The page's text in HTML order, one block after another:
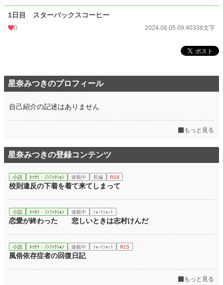
初回公開日時 2024.08.05 09:40
週間ポイント
累計ポイント 593 pt (214,536 位)
1日目 スターバックスコーヒー
0 2024.08.05 09:40338文字
星奈みつきのプロフィール
自己紹介の記述はありません
もっと見る
星奈みつきの登録コンテンツ
小説 ｴｯｾｲ・ﾉﾝﾌｨｸｼｮﾝ 連載中 長編 R18
校則違反の下着を着て来てしまって
小説 ｴｯｾｲ・ﾉﾝﾌｨｸｼｮﾝ 連載中 ｼｮｰﾄｼｮｰﾄ
恋愛が終わった 悲しいときは志村けんだ
小説 ｴｯｾｲ・ﾉﾝﾌｨｸｼｮﾝ 連載中 ｼｮｰﾄｼｮｰﾄ R15
風俗依存症者の回復日記
もっと見る